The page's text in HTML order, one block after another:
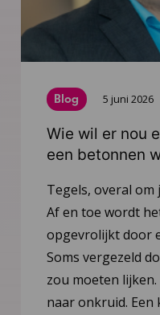
Blog 5 juni 2026
Wie wil er nou
een betonnen
Tegels, overal om
Af en toe wordt
opgevrolijkt door
Soms vergezeld
zou moeten
naar onkruid. Een